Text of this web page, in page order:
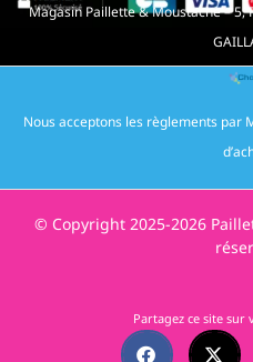
Magasin Paillette & Moustache – 5,
Nous acceptons les règlements par
© Copyright 2025-2026
Partagez ce site sur